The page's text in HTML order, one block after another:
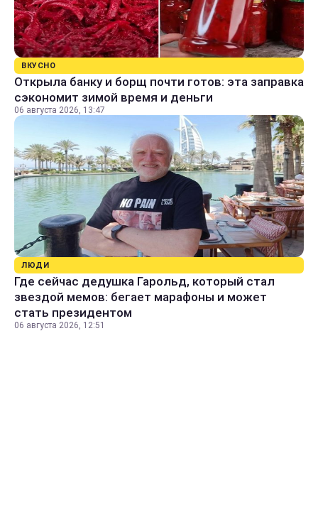
ВКУСНО
Открыла банку и борщ почти готов: эта заправка
сэкономит зимой время и деньги
06 августа 2026, 13:47
ЛЮДИ
Где сейчас дедушка Гарольд, который стал
звездой мемов: бегает марафоны и может
стать президентом
06 августа 2026, 12:51